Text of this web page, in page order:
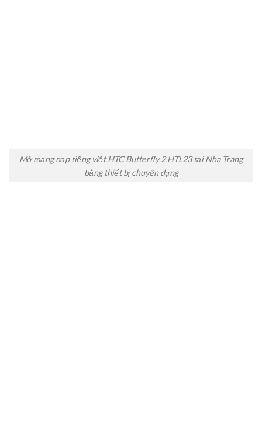
Mở mạng nạp tiếng việt HTC Butterfly 2 HTL23 tại Nha Trang
bằng thiết bị chuyên dụng